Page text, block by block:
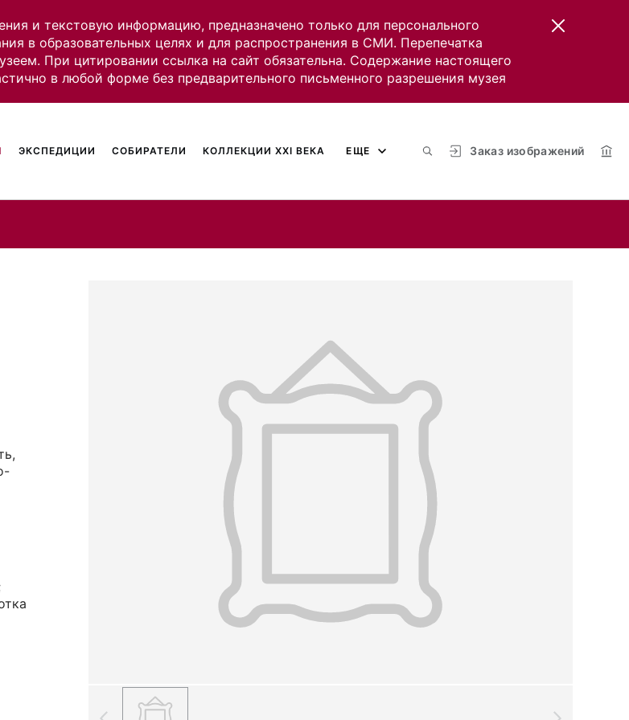
и текстовую информацию, предназначено только для персонального
в образовательных целях и для распространения в СМИ. Перепечатка
При цитировании ссылка на сайт обязательна. Содержание настоящего
в любой форме без предварительного письменного разрешения музея
Заказ изображений
ЭКСПЕДИЦИИ СОБИРАТЕЛИ КОЛЛЕКЦИИ XXI ВЕКА ЕЩЕ